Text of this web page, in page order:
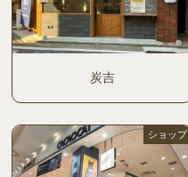
炭吉
ショップ